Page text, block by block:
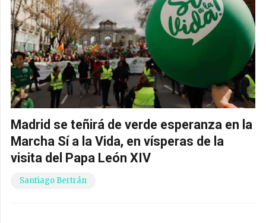
Madrid se teñirá de verde esperanza en la
Marcha Sí a la Vida, en vísperas de la
visita del Papa León XIV
Santiago Bertrán